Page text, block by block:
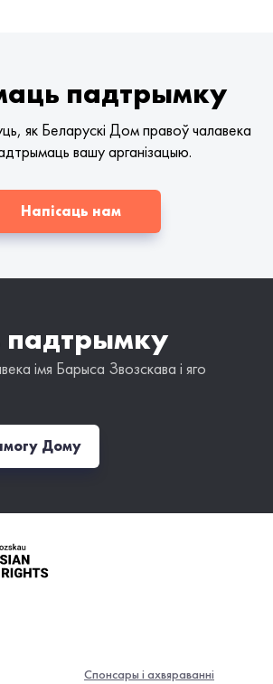
падтрымку
як Беларускі Дом правоў чалавека
вашу арганізацыю.
Напісаць нам
падтрымку
імя Барыса Звозскава і яго
Дому
Спонсары і ахвяраванні